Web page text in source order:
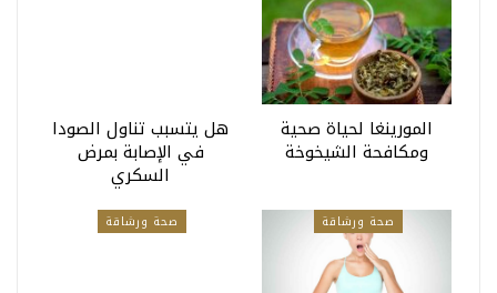
المورينغا لحياة صحية
ومكافحة الشيخوخة
هل يتسبب تناول الصودا
في الإصابة بمرض
السكري
صحة ورشاقة صحة ورشاقة